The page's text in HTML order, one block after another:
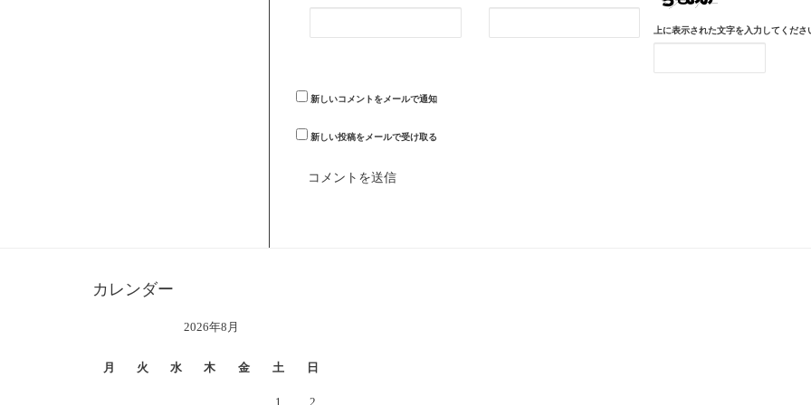
上に表示された文字を入力してくださ
新しいコメントをメールで通知
新しい投稿をメールで受け取る
カレンダー
2026年8月
月 火 水 木 金 土 日
1 2